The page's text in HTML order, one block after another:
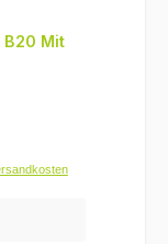
Mit